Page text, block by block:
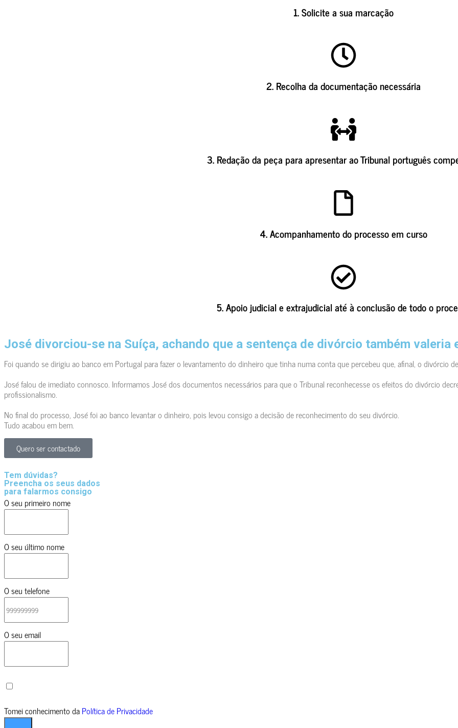
1. Solicite a sua marcação
2. Recolha da documentação necessária
3. Redação da peça para apresentar ao Tribunal português
4. Acompanhamento do processo em curso
5. Apoio judicial e extrajudicial até à conclusão de todo o
José divorciou-se na Suíça, achando que a sentença de divórcio também valeria
Foi quando se dirigiu ao banco em Portugal para fazer o levantamento do dinheiro que tinha numa conta que percebeu que, afinal, o divórcio
José falou de imediato connosco. Informamos José dos documentos necessários para que o Tribunal reconhecesse os efeitos do divórcio
profissionalismo.
No final do processo, José foi ao banco levantar o dinheiro, pois levou consigo a decisão de reconhecimento do seu divórcio.
Tudo acabou em bem.
Quero ser contactado
Tem dúvidas?
Preencha os seus dados
para falarmos consigo
O seu primeiro nome
O seu último nome
O seu telefone
O seu email
Tomei conhecimento daPolítica de Privacidade